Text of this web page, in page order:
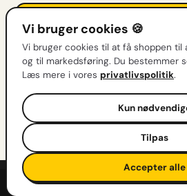
Sorter efter
Få drops før alle andre
Nye sæt, restocks & tilbud direkte i
Admiralgade 20, 1066 København
© 2026 Mega Matraws ApS · CVR
Lavet afOaksmond
Vi bruger cookies 🍪
Vi bruger cookies til at få shoppen til
og til markedsføring. Du bestemmer
Læs mere i vores privatlivspolitik.
Kun
Tilpas
Accepter alle